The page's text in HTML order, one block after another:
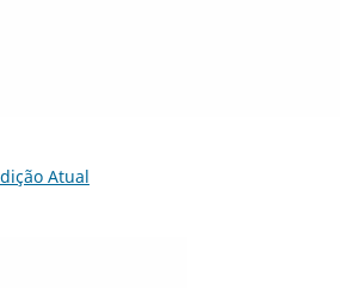
Atual